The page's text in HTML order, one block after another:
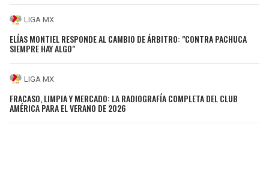
LIGA MX
ELÍAS MONTIEL RESPONDE AL CAMBIO DE ÁRBITRO: "CONTRA PACHUCA
SIEMPRE HAY ALGO"
LIGA MX
FRACASO, LIMPIA Y MERCADO: LA RADIOGRAFÍA COMPLETA DEL CLUB
AMÉRICA PARA EL VERANO DE 2026